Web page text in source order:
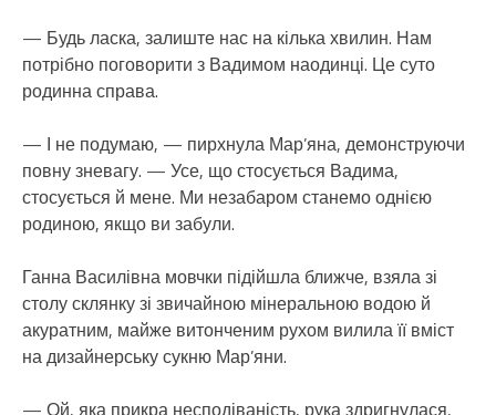
— Будь ласка, залиште нас на кілька хвилин. Нам
потрібно поговорити з Вадимом наодинці. Це суто
родинна справа.
— І не подумаю, — пирхнула Мар’яна, демонструючи
повну зневагу. — Усе, що стосується Вадима,
стосується й мене. Ми незабаром станемо однією
родиною, якщо ви забули.
Ганна Василівна мовчки підійшла ближче, взяла зі
столу склянку зі звичайною мінеральною водою й
акуратним, майже витонченим рухом вилила її вміст
на дизайнерську сукню Мар’яни.